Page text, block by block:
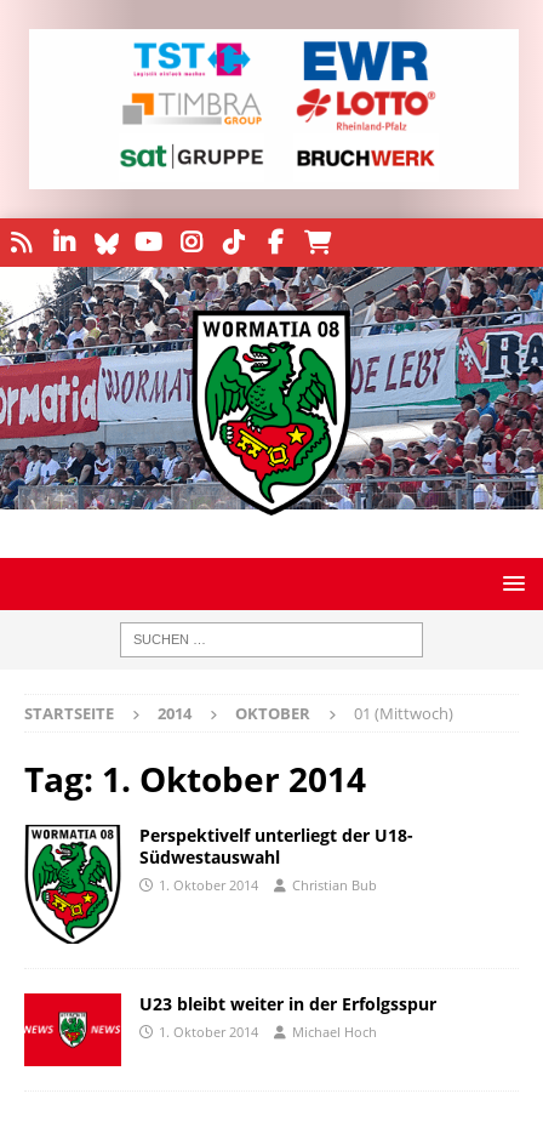
STARTSEITE 2014 OKTOBER 01 (Mittwoch)
Tag: 1. Oktober 2014
Perspektivelf unterliegt der U18-
Südwestauswahl
1. Oktober 2014 Christian Bub
U23 bleibt weiter in der Erfolgsspur
1. Oktober 2014 Michael Hoch